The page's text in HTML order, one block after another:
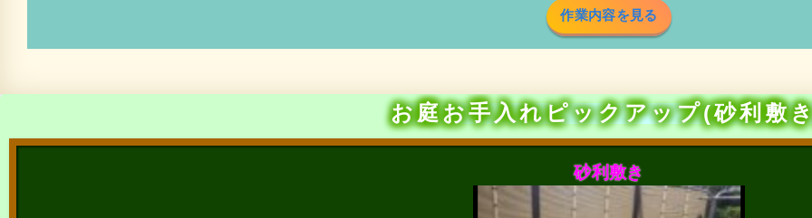
作業内容を見る
お庭お手入れピックアップ(砂利敷
砂利敷き